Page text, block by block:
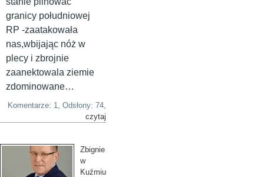
granicy południowej
RP -zaatakowała
nas,wbijając nóż w
plecy i zbrojnie
zaanektowala ziemie
zdominowane…
Komentarze: 1, Odsłony: 74,
czytaj
Zbignie
w
Kuźmiu